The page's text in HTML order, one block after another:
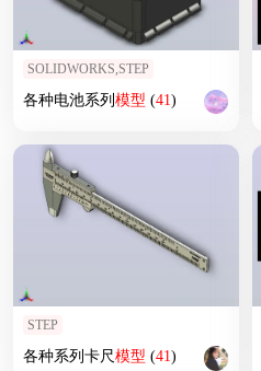
SOLIDWORKS,STEP
各种电池系列模型 (41)
STEP
各种系列卡尺模型 (41)